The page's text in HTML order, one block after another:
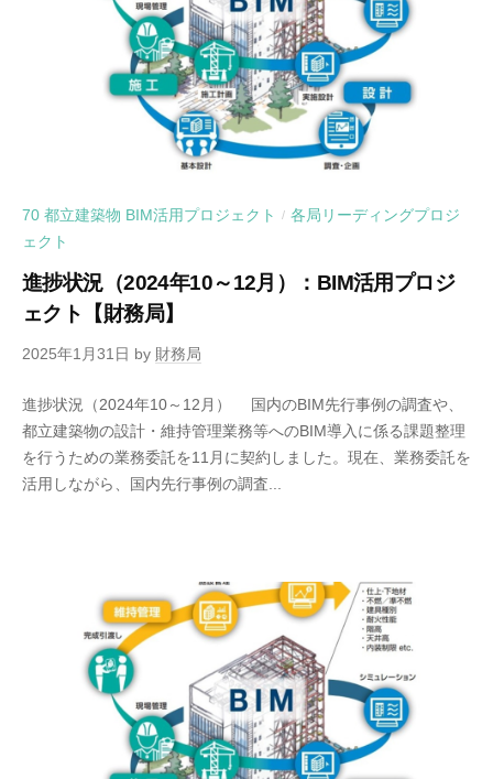
70 都立建築物 BIM活用プロジェクト / 各局リーディングプロジ
ェクト
進捗状況（2024年10～12月）：BIM活用プロジ
ェクト【財務局】
2025年1月31日 by 財務局
進捗状況（2024年10～12月） 国内のBIM先行事例の調査や、
都立建築物の設計・維持管理業務等へのBIM導入に係る課題整理
を行うための業務委託を11月に契約しました。現在、業務委託を
活用しながら、国内先行事例の調査...